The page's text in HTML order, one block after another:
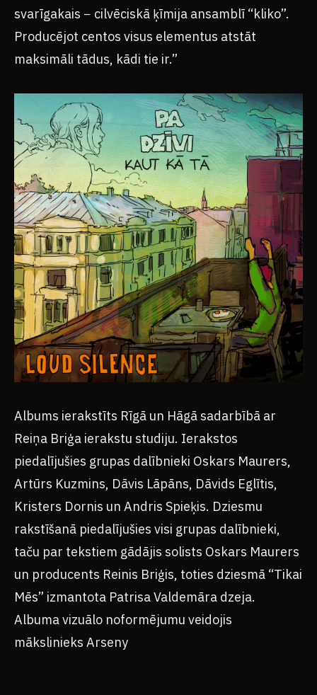
svarīgakais − cilvēciskā ķīmija ansamblī “kliko”.
Producējot centos visus elementus atstāt
maksimāli tādus, kādi tie ir.”
Albums ierakstīts Rīgā un Hāgā sadarbībā ar
Reiņa Briģa ierakstu studiju. Ierakstos
piedalījušies grupas dalībnieki Oskars Maurers,
Artūrs Kuzmins, Dāvis Lāpāns, Dāvids Eglītis,
Kristers Dornis un Andris Spieķis. Dziesmu
rakstīšanā piedalījušies visi grupas dalībnieki,
taču par tekstiem gādājis solists Oskars Maurers
un producents Reinis Briģis, toties dziesmā “Tikai
Mēs” izmantota Patrisa Valdemāra dzeja.
Albuma vizuālo noformējumu veidojis
mākslinieks Arseny